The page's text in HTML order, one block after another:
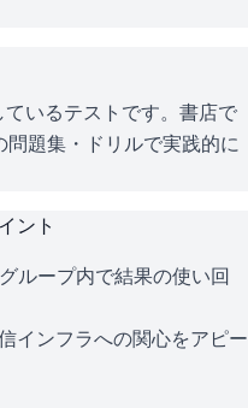
いるテストです。書店で
問題集・ドリルで実践的に
ント
ループ内で結果の使い回
インフラへの関心をアピー